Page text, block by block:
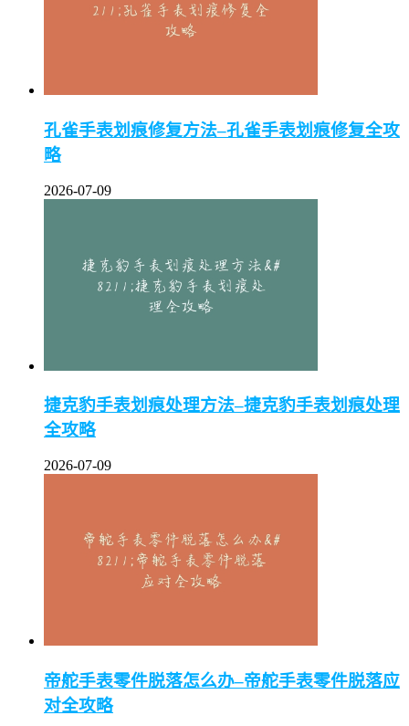
孔雀手表划痕修复方法–孔雀手表划痕修复全攻
略
2026-07-09
捷克豹手表划痕处理方法–捷克豹手表划痕处理
全攻略
2026-07-09
帝舵手表零件脱落怎么办–帝舵手表零件脱落应
对全攻略